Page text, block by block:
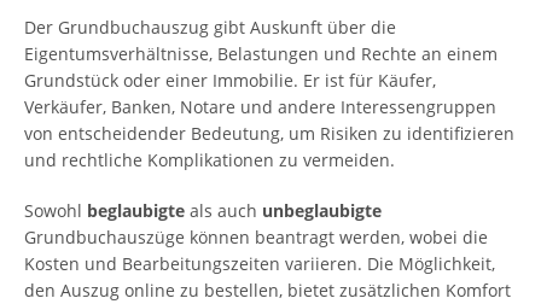
Der Grundbuchauszug gibt Auskunft über die
Eigentumsverhältnisse, Belastungen und Rechte an einem
Grundstück oder einer Immobilie. Er ist für Käufer,
Verkäufer, Banken, Notare und andere Interessengruppen
von entscheidender Bedeutung, um Risiken zu identifizieren
und rechtliche Komplikationen zu vermeiden.
Sowohl beglaubigte als auch unbeglaubigte
Grundbuchauszüge können beantragt werden, wobei die
Kosten und Bearbeitungszeiten variieren. Die Möglichkeit,
den Auszug online zu bestellen, bietet zusätzlichen Komfort